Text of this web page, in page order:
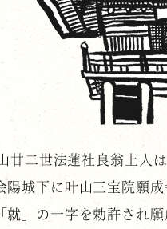
廿二世法蓮社良翁上人
陽城下に叶山三宝院願
就」の一字を勅許され